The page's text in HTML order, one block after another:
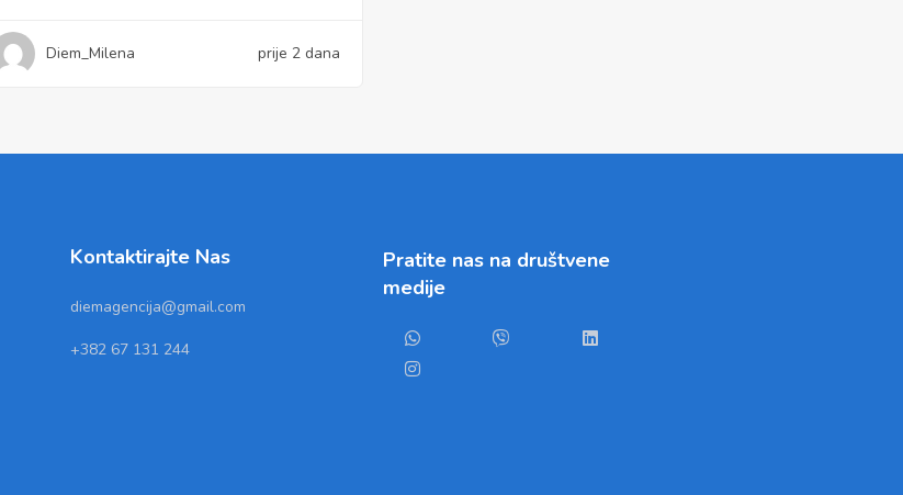
Diem_Milena prije 2 dana
Kontaktirajte Nas
diemagencija@gmail.com
+382 67 131 244
Pratite nas na društvene
medije